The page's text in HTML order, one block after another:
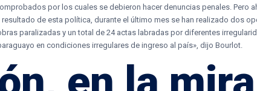
por los cuales se debieron hacer denuncias penales. Pero
de esta política, durante el último mes se han realizado dos
paralizadas y un total de 24 actas labradas por diferentes
en condiciones irregulares de ingreso al país», dijo Bourlot.